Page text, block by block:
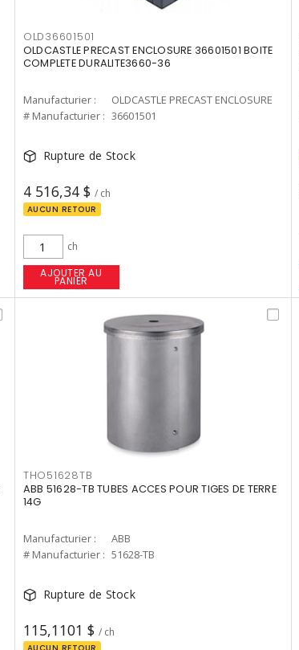
OLD36601501
OLDCASTLE PRECAST ENCLOSURE 36601501 BOITE
COMPLETE DURALITE3660-36
Manufacturier :
OLDCASTLE PRECAST ENCLOSURE
# Manufacturier : 36601501
Rupture de Stock
4 516,34 $ / ch
AUCUN RETOUR
ch
AJOUTER AU
PANIER
THO51628TB
ABB 51628-TB TUBES ACCES POUR TIGES DE TERRE
14G
Manufacturier :
ABB
# Manufacturier : 51628-TB
Rupture de Stock
115,1101 $ / ch